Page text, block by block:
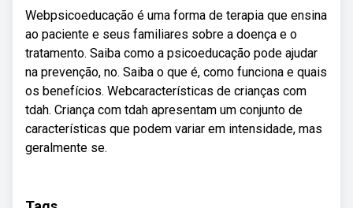
Webpsicoeducação é uma forma de terapia que ensina
ao paciente e seus familiares sobre a doença e o
tratamento. Saiba como a psicoeducação pode ajudar
na prevenção, no. Saiba o que é, como funciona e quais
os benefícios. Webcaracterísticas de crianças com
tdah. Criança com tdah apresentam um conjunto de
características que podem variar em intensidade, mas
geralmente se.